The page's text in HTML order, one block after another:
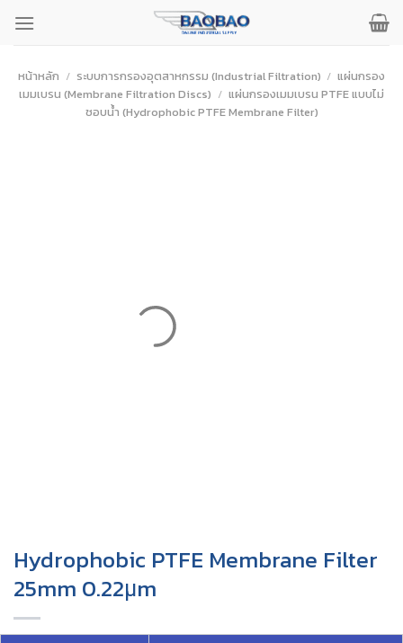
เนื้อหาหน้าหลัก / ระบบการกรองอุตสาหกรรม (Industrial Filtration) / แผ่นกรอง
เมมเบรน (Membrane Filtration Discs) / แผ่นกรองเมมเบรน PTFE แบบไม่
ชอบน้ำ (Hydrophobic PTFE Membrane Filter)
Hydrophobic PTFE Membrane Filter
25mm 0.22μm